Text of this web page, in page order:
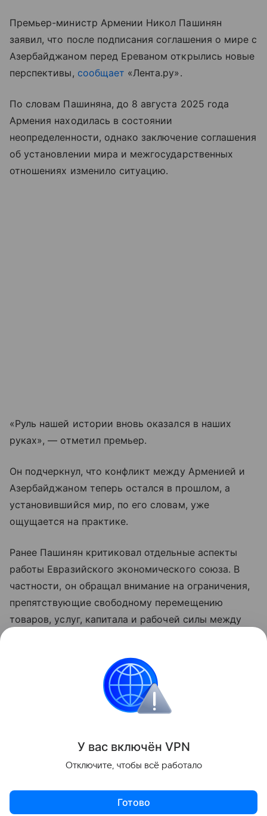
Премьер-министр Армении Никол Пашинян
заявил, что после подписания соглашения о мире с
Азербайджаном перед Ереваном открылись новые
перспективы, сообщает «Лента.ру».
По словам Пашиняна, до 8 августа 2025 года
Армения находилась в состоянии
неопределенности, однако заключение соглашения
об установлении мира и межгосударственных
отношениях изменило ситуацию.
«Руль нашей истории вновь оказался в наших
руках», — отметил премьер.
Он подчеркнул, что конфликт между Арменией и
Азербайджаном теперь остался в прошлом, а
установившийся мир, по его словам, уже
ощущается на практике.
Ранее Пашинян критиковал отдельные аспекты
работы Евразийского экономического союза. В
частности, он обращал внимание на ограничения,
препятствующие свободному перемещению
товаров, услуг, капитала и рабочей силы между
для бизнеса и эффективность интеграции.
Армения Внешняя политика
Поделиться
У вас включён VPN
Отключите, чтобы всё работало
Готово